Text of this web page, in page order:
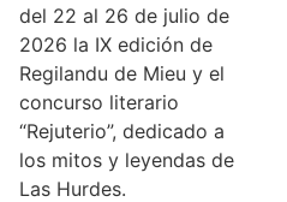
del 22 al 26 de julio de
2026 la IX edición de
Regilandu de Mieu y el
concurso literario
“Rejuterio”, dedicado a
los mitos y leyendas de
Las Hurdes.